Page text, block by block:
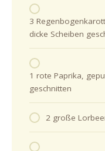
3
dicke Scheiben
1 rote Paprika,
geschnitten
2 große